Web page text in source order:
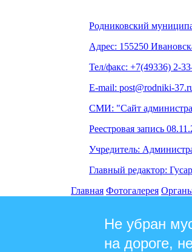
Родниковский
Адрес: 155250
Тел/факс: +7(49336) 2-
E-mail: post@rodniki-
СМИ: "Сайт
Реестровая запись
Учредитель:
Главный редактор:
Главная Фотогалерея
Не убран
на дороге,